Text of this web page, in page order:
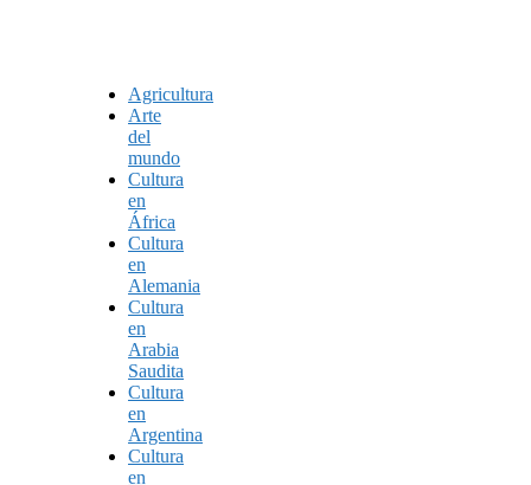
Agricultura
Arte
del
mundo
Cultura
en
África
Cultura
en
Alemania
Cultura
en
Arabia
Saudita
Cultura
en
Argentina
Cultura
en